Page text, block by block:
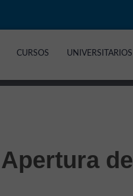
CURSOS UNIVERSITARIOS
de